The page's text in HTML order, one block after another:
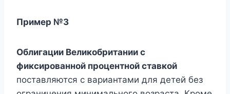
Пример №3
Облигации Великобритании с
фиксированной процентной ставкой
поставляются с вариантами для детей без